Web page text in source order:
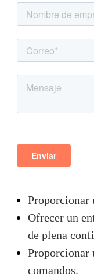
Proporcionar
Ofrecer un
de plena
Proporcionar
comandos.